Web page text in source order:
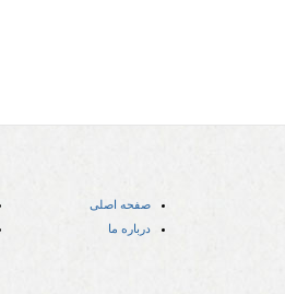
صفحه اصلی
درباره ما